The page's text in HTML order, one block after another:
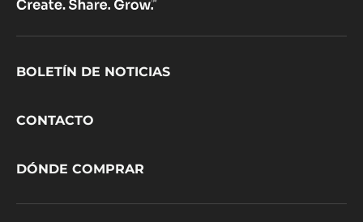
Footer
BOLETÍN DE NOTICIAS
CONTACTO
DÓNDE COMPRAR